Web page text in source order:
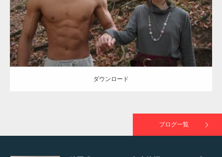
ダウンロード
ダウンロード
ブログ一覧
NHK「所さん！事件ですよ」に取材されまし
た（6/8放送）